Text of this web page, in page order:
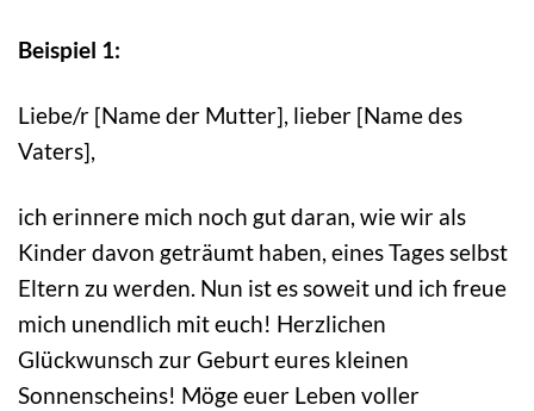
Beispiel 1:
Liebe/r [Name der Mutter], lieber [Name des
Vaters],
ich erinnere mich noch gut daran, wie wir als
Kinder davon geträumt haben, eines Tages selbst
Eltern zu werden. Nun ist es soweit und ich freue
mich unendlich mit euch! Herzlichen
Glückwunsch zur Geburt eures kleinen
Sonnenscheins! Möge euer Leben voller